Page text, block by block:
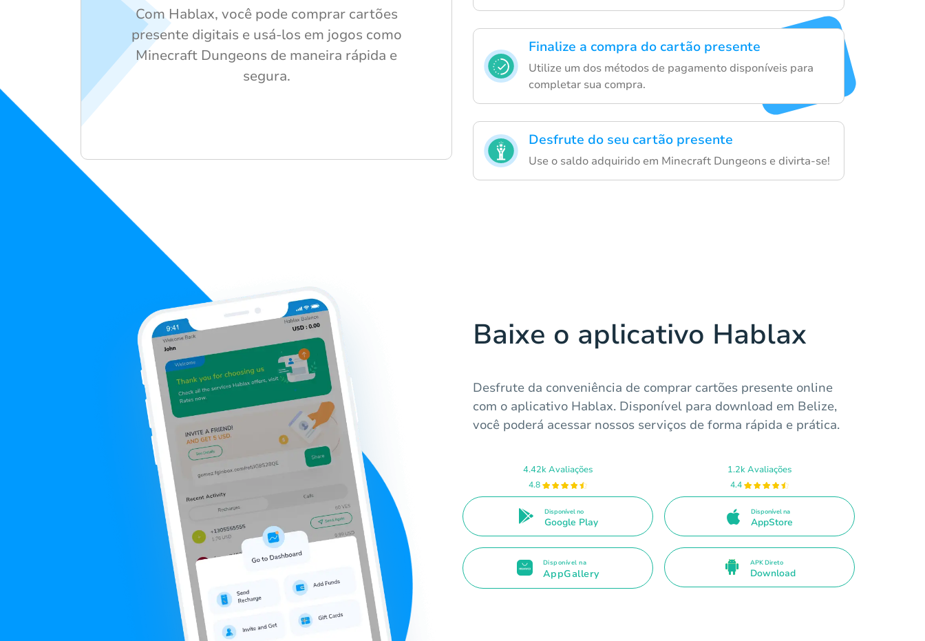
Finalize a compra do cartão presente
Utilize um dos métodos de pagamento disponíveis para
completar sua compra.
Desfrute do seu cartão presente
Use o saldo adquirido em Minecraft Dungeons e divirta-se!
Com Hablax, você pode comprar cartões
presente digitais e usá-los em jogos como
Minecraft Dungeons de maneira rápida e
segura.
Baixe o aplicativo Hablax
Desfrute da conveniência de comprar cartões presente online
com o aplicativo Hablax. Disponível para download em Belize,
você poderá acessar nossos serviços de forma rápida e prática.
4.42k Avaliações
4.8
Disponível no
Google Play
1.2k Avaliações
4.4
Disponível na
AppStore
Disponível na
AppGallery
APK Direto
Download